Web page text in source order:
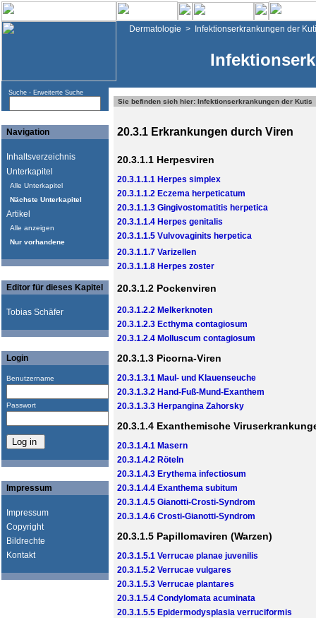
Dermatologie > Infektionserkrankungen der
Suche - Erweiterte Suche
Navigation
Inhaltsverzeichnis
Unterkapitel
Alle Unterkapitel
Nächste Unterkapitel
Artikel
Alle anzeigen
Nur vorhandene
Editor für dieses Kapitel
Tobias Schäfer
Login
Benutzername
Passwort
Impressum
Impressum
Copyright
Bildrechte
Kontakt
Sie befinden sich hier: Infektionserkrankungen der Kutis
20.3.1 Erkrankungen durch Viren
20.3.1.1 Herpesviren
20.3.1.1.1 Herpes simplex
20.3.1.1.2 Eczema herpeticatum
20.3.1.1.3 Gingivostomatitis herpetica
20.3.1.1.4 Herpes genitalis
20.3.1.1.5 Vulvovaginits herpetica
20.3.1.1.7 Varizellen
20.3.1.1.8 Herpes zoster
20.3.1.2 Pockenviren
20.3.1.2.2 Melkerknoten
20.3.1.2.3 Ecthyma contagiosum
20.3.1.2.4 Molluscum contagiosum
20.3.1.3 Picorna-Viren
20.3.1.3.1 Maul- und Klauenseuche
20.3.1.3.2 Hand-Fuß-Mund-Exanthem
20.3.1.3.3 Herpangina Zahorsky
20.3.1.4 Exanthemische
20.3.1.4.1 Masern
20.3.1.4.2 Röteln
20.3.1.4.3 Erythema infectiosum
20.3.1.4.4 Exanthema subitum
20.3.1.4.5 Gianotti-Crosti-Syndrom
20.3.1.4.6 Crosti-Gianotti-Syndrom
20.3.1.5 Papillomaviren (Warzen)
20.3.1.5.1 Verrucae planae juvenilis
20.3.1.5.2 Verrucae vulgares
20.3.1.5.3 Verrucae plantares
20.3.1.5.4 Condylomata acuminata
20.3.1.5.5 Epidermodysplasia verruciformis